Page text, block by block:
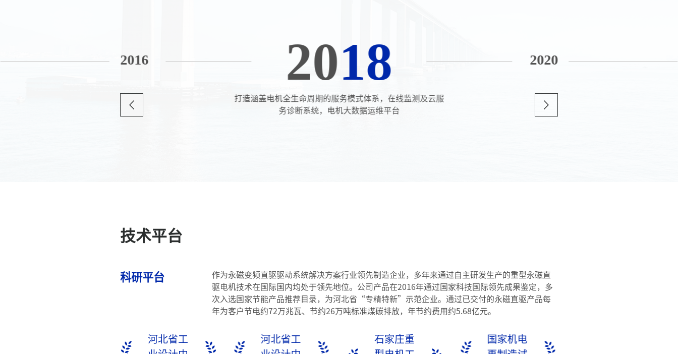
2016 2018
打造涵盖电机全生命周期的服务模式体系，在线监测及云服
务诊断系统，电机大数据运维平台
20202022
技术平台
科研平台
作为永磁变频直驱驱动系统解决方案行业领先制造企业，多年来通过自主研发生产的重型永磁直
驱电机技术在国际国内均处于领先地位。公司产品在2016年通过国家科技国际领先成果鉴定，多
次入选国家节能产品推荐目录，为河北省“专精特新”示范企业。通过已交付的永磁直驱产品每
年为客户节电约72万兆瓦、节约26万吨标准煤碳排放，年节约费用约5.68亿元。
河北省工
河北省工
石家庄重
国家机电